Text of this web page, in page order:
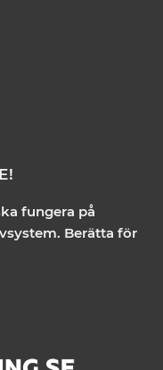
fungera på
Berätta för